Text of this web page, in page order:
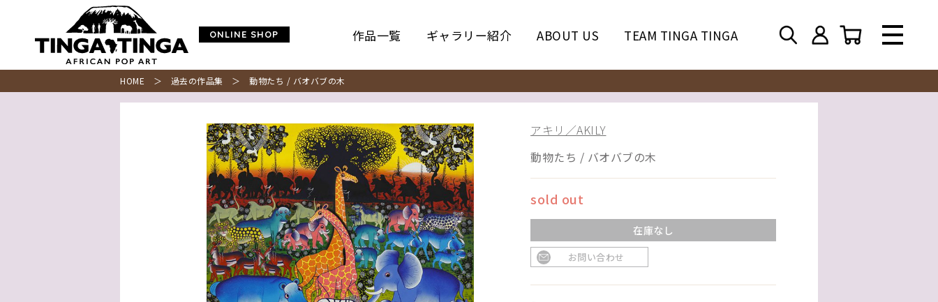
ONLINE SHOP 作品一覧 ギャラリー紹介 ABOUT US TEAM TINGA TINGA
HOME ＞ 過去の作品集 ＞ 動物たち / バオバブの木
アキリ／AKILY
動物たち / バオバブの木
sold out
在庫なし
お問い合わせ